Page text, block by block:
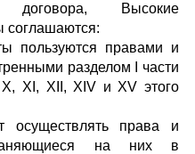
договора, Высокие
соглашаются:
пользуются правами и
разделом I части
XI, XII, XIV и XV этого
осуществлять права и
на них в